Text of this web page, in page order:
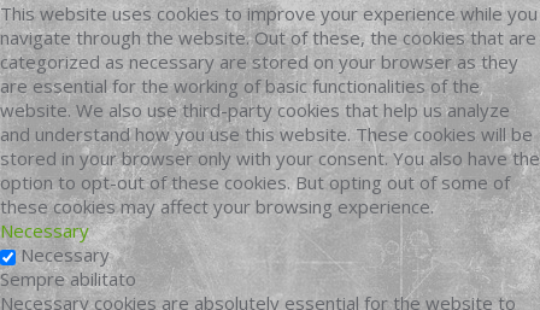
This website uses cookies to improve your experience while you
navigate through the website. Out of these, the cookies that are
categorized as necessary are stored on your browser as they
are essential for the working of basic functionalities of the
website. We also use third-party cookies that help us analyze
and understand how you use this website. These cookies will be
stored in your browser only with your consent. You also have the
option to opt-out of these cookies. But opting out of some of
these cookies may affect your browsing experience.
Necessary
Necessary
Sempre abilitato
Necessary cookies are absolutely essential for the website to